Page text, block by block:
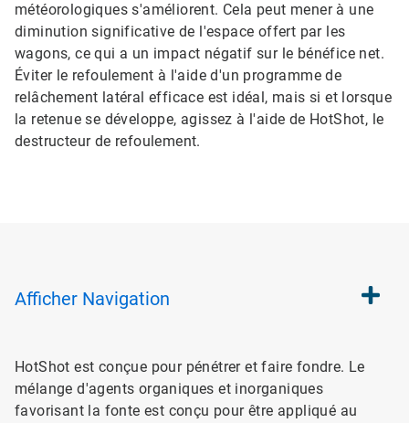
météorologiques s'améliorent. Cela peut mener à une
diminution significative de l'espace offert par les
wagons, ce qui a un impact négatif sur le bénéfice net.
Éviter le refoulement à l'aide d'un programme de
relâchement latéral efficace est idéal, mais si et lorsque
la retenue se développe, agissez à l'aide de HotShot, le
destructeur de refoulement.
Afficher Navigation
HotShot est conçue pour pénétrer et faire fondre. Le
mélange d'agents organiques et inorganiques
favorisant la fonte est conçu pour être appliqué au